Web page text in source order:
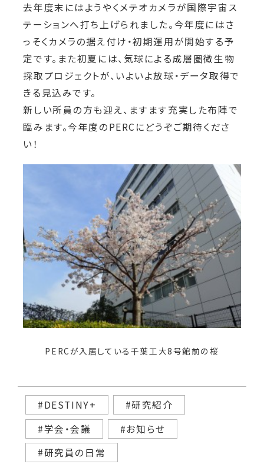
去年度末にはようやくメテオカメラが国際宇宙ス
テーションへ打ち上げられました。今年度にはさ
っそくカメラの据え付け・初期運用が開始する予
定です。また初夏には、気球による成層圏微生物
採取プロジェクトが、いよいよ放球・データ取得で
きる見込みです。
新しい所員の方も迎え、ますます充実した布陣で
臨みます。今年度のPERCにどうぞご期待くださ
い！
PERCが入居している千葉工大8号館前の桜
#DESTINY+
#研究紹介
#学会・会議
#お知らせ
#研究員の日常